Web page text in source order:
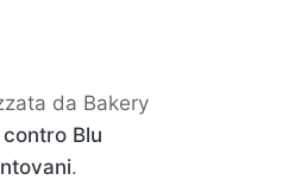
da Bakery
contro Blu
.